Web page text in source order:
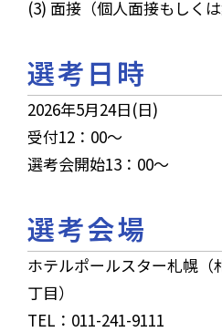
(3) 面接（個人面接もしくは
選考日時
2026年5月24日(日)
受付12：00～
選考会開始13：00～
選考会場
ホテルポールスター札幌（
丁目）
TEL：011-241-9111